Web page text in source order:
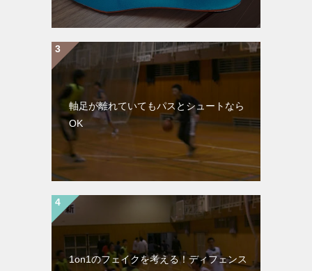
軸足が離れていてもパスとシュートなら
OK
1on1のフェイクを考える！ディフェンス